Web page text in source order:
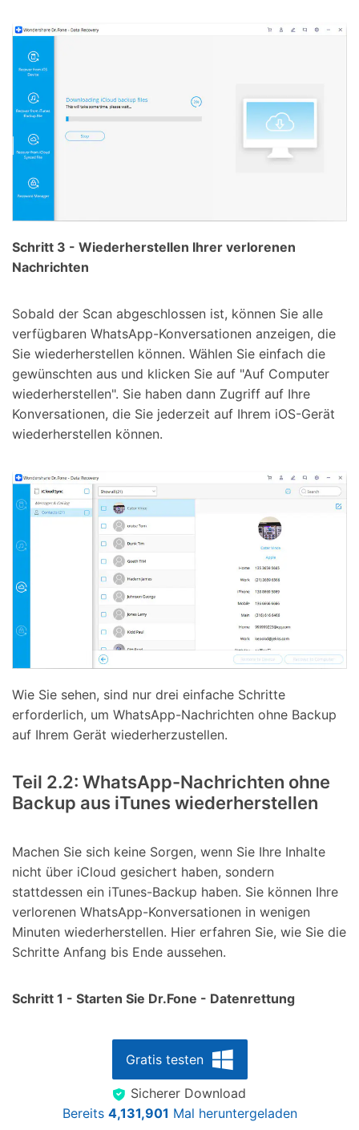
Schritt 3 - Wiederherstellen Ihrer verlorenen
Nachrichten
Sobald der Scan abgeschlossen ist, können Sie alle
verfügbaren WhatsApp-Konversationen anzeigen, die
Sie wiederherstellen können. Wählen Sie einfach die
gewünschten aus und klicken Sie auf "Auf Computer
wiederherstellen". Sie haben dann Zugriff auf Ihre
Konversationen, die Sie jederzeit auf Ihrem iOS-Gerät
wiederherstellen können.
Wie Sie sehen, sind nur drei einfache Schritte
erforderlich, um WhatsApp-Nachrichten ohne Backup
auf Ihrem Gerät wiederherzustellen.
Teil 2.2: WhatsApp-Nachrichten ohne
Backup aus iTunes wiederherstellen
Machen Sie sich keine Sorgen, wenn Sie Ihre Inhalte
nicht über iCloud gesichert haben, sondern
stattdessen ein iTunes-Backup haben. Sie können Ihre
verlorenen WhatsApp-Konversationen in wenigen
Minuten wiederherstellen. Hier erfahren Sie, wie Sie die
Schritte Anfang bis Ende aussehen.
Schritt 1 - Starten Sie Dr.Fone - Datenrettung
Gratis testen
Sicherer Download
Bereits 4,131,901 Mal heruntergeladen